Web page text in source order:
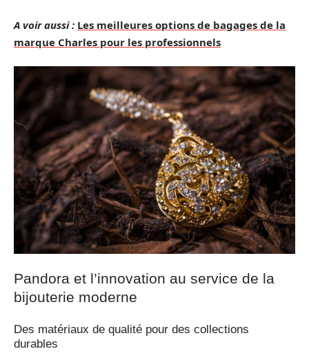
A voir aussi : Les meilleures options de bagages de la
marque Charles pour les professionnels
Pandora et l’innovation au service de la
bijouterie moderne
Des matériaux de qualité pour des collections
durables